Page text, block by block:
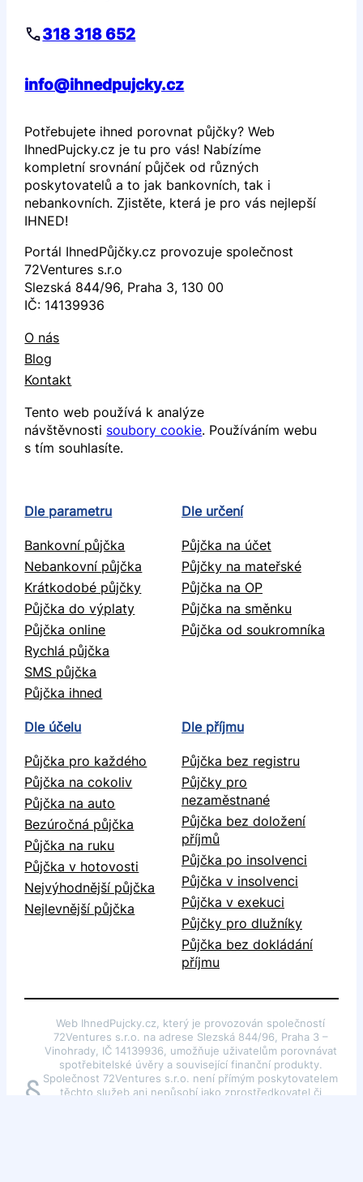
318 318 652
info@ihnedpujcky.cz
Potřebujete ihned porovnat půjčky? Web
IhnedPujcky.cz je tu pro vás! Nabízíme
kompletní srovnání půjček od různých
poskytovatelů a to jak bankovních, tak i
nebankovních. Zjistěte, která je pro vás nejlepší
IHNED!
Portál IhnedPůjčky.cz provozuje společnost
72Ventures s.r.o
Slezská 844/96, Praha 3, 130 00
IČ: 14139936
O nás
Blog
Kontakt
Tento web používá k analýze
návštěvnosti soubory cookie. Používáním webu
s tím souhlasíte.
Dle parametru
Bankovní půjčka
Nebankovní půjčka
Krátkodobé půjčky
Půjčka do výplaty
Půjčka online
Rychlá půjčka
SMS půjčka
Půjčka ihned
Dle určení
Půjčka na účet
Půjčky na mateřské
Půjčka na OP
Půjčka na směnku
Půjčka od soukromníka
Dle účelu
Půjčka pro každého
Půjčka na cokoliv
Půjčka na auto
Bezúročná půjčka
Půjčka na ruku
Půjčka v hotovosti
Nejvýhodnější půjčka
Nejlevnější půjčka
Dle příjmu
Půjčka bez registru
Půjčky pro
nezaměstnané
Půjčka bez doložení
příjmů
Půjčka po insolvenci
Půjčka v insolvenci
Půjčka v exekuci
Půjčky pro dlužníky
Půjčka bez dokládání
příjmu
§
Web IhnedPujcky.cz, který je provozován společností
72Ventures s.r.o. na adrese Slezská 844/96, Praha 3 –
Vinohrady, IČ 14139936, umožňuje uživatelům porovnávat
spotřebitelské úvěry a související finanční produkty.
Společnost 72Ventures s.r.o. není přímým poskytovatelem
těchto služeb ani nepůsobí jako zprostředkovatel či